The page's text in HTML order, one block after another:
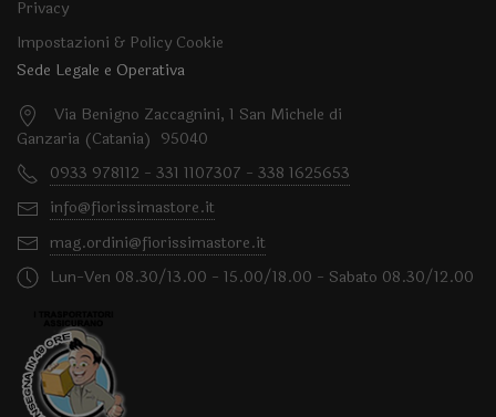
Privacy
Impostazioni & Policy Cookie
Sede Legale e Operativa
Via Benigno Zaccagnini, 1 San Michele di
Ganzaria (Catania) 95040
0933 978112 - 331 1107307 - 338 1625653
info@fiorissimastore.it
mag.ordini@fiorissimastore.it
Lun-Ven 08.30/13.00 - 15.00/18.00 - Sabato 08.30/12.00